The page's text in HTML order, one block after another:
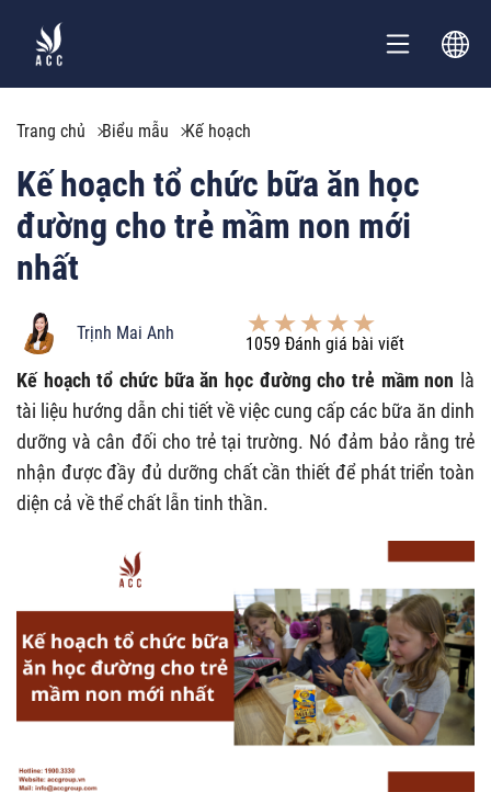
Trang chủ Biểu mẫu Kế hoạch
Kế hoạch tổ chức bữa ăn học
đường cho trẻ mầm non mới
nhất
Trịnh Mai Anh
1059 Đánh giá bài viết
Kế hoạch tổ chức bữa ăn học đường cho trẻ mầm non là
tài liệu hướng dẫn chi tiết về việc cung cấp các bữa ăn dinh
dưỡng và cân đối cho trẻ tại trường. Nó đảm bảo rằng trẻ
nhận được đầy đủ dưỡng chất cần thiết để phát triển toàn
diện cả về thể chất lẫn tinh thần.